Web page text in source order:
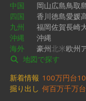
中国
岡山広島鳥取
四国
香川徳島愛媛
九州
福岡佐賀長崎
沖縄
沖縄
海外
豪州北米欧州
地図で探す
新着情報 100万円台
掘り出し 何百万千万台